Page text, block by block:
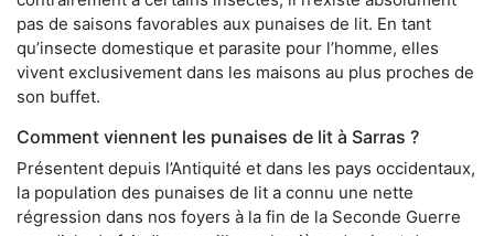
pas de saisons favorables aux punaises de lit. En tant
qu’insecte domestique et parasite pour l’homme, elles
vivent exclusivement dans les maisons au plus proches de
son buffet.
Comment viennent les punaises de lit à Sarras ?
Présentent depuis l’Antiquité et dans les pays occidentaux,
la population des punaises de lit a connu une nette
régression dans nos foyers à la fin de la Seconde Guerre